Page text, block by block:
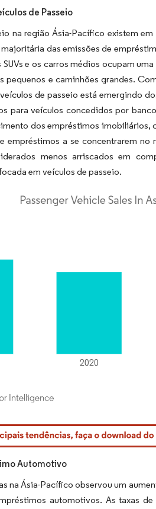
de Passeio
na região Ásia-Pacífico existem
das emissões de
e os carros médios ocupam
pequenos e caminhões grandes.
de passeio está emergindo
para veículos concedidos por
dos empréstimos
empréstimos a se concentrarem
menos arriscados em
em veículos de passeio.
atribuição conforme CC BY 4.0.
Automotivo
na Ásia-Pacífico observou um
automotivos. As taxas